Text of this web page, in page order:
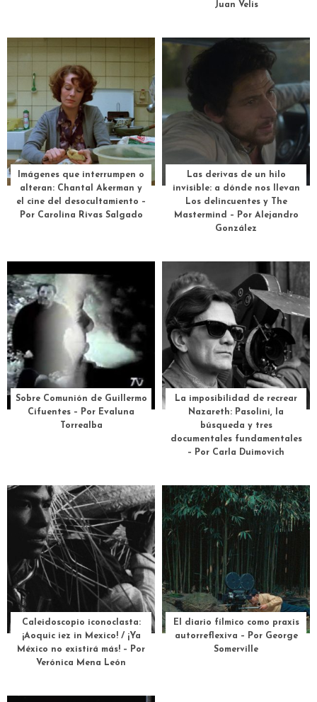
Juan Velis
Imágenes que interrumpen o
alteran: Chantal Akerman y
el cine del desocultamiento –
Por Carolina Rivas Salgado
Las derivas de un hilo
invisible: a dónde nos llevan
Los delincuentes y The
Mastermind – Por Alejandro
González
Sobre Comunión de Guillermo
Cifuentes – Por Evaluna
Torrealba
La imposibilidad de recrear
Nazareth: Pasolini, la
búsqueda y tres
documentales fundamentales
– Por Carla Duimovich
Caleidoscopio iconoclasta:
¡Aoquic iez in Mexico! / ¡Ya
México no existirá más! – Por
Verónica Mena León
El diario fílmico como praxis
autorreflexiva – Por George
Somerville